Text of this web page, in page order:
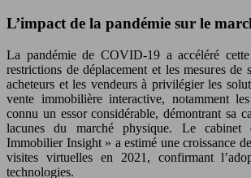
L’impact de la pandémie sur le
La pandémie de COVID-19 a accéléré
restrictions de déplacement et les mesures de
acheteurs et les vendeurs à privilégier les
vente immobilière interactive, notamment
connu un essor considérable, démontrant sa
lacunes du marché physique. Le cabinet
Immobilier Insight » a estimé une croissance
visites virtuelles en 2021, confirmant
technologies.